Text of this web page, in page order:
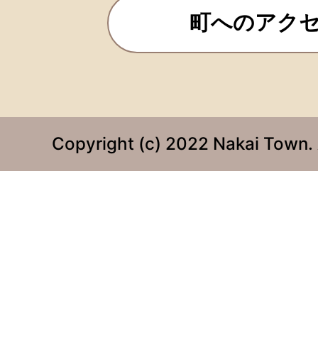
町へのアク
Copyright (c) 2022 Nakai Town.